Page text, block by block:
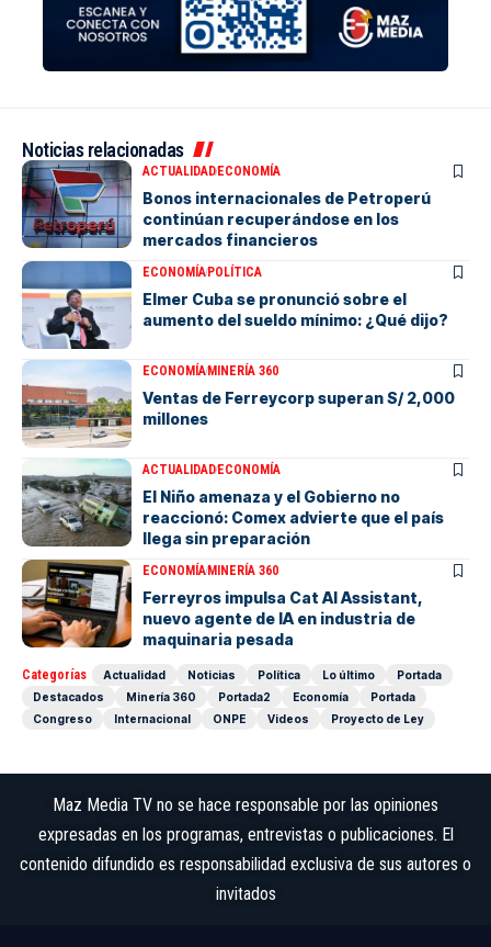
Noticias relacionadas
ACTUALIDADECONOMÍA
Bonos internacionales de Petroperú
continúan recuperándose en los
mercados financieros
ECONOMÍAPOLÍTICA
Elmer Cuba se pronunció sobre el
aumento del sueldo mínimo: ¿Qué dijo?
ECONOMÍAMINERÍA 360
Ventas de Ferreycorp superan S/ 2,000
millones
ACTUALIDADECONOMÍA
El Niño amenaza y el Gobierno no
reaccionó: Comex advierte que el país
llega sin preparación
ECONOMÍAMINERÍA 360
Ferreyros impulsa Cat AI Assistant,
nuevo agente de IA en industria de
maquinaria pesada
Categorías Actualidad Noticias Política Lo último
Portada
Destacados
Minería 360 Portada2 Economía
Portada
Congreso
Internacional ONPE Videos Proyecto de Ley
Maz Media TV no se hace responsable por las opiniones
expresadas en los programas, entrevistas o publicaciones. El
contenido difundido es responsabilidad exclusiva de sus autores o
invitados